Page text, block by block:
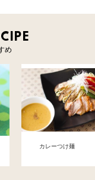
め
カレーつけ麺